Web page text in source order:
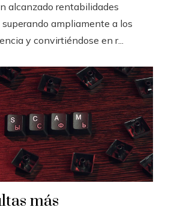
alcanzado rentabilidades
ampliamente a los
y convirtiéndose en r...
más